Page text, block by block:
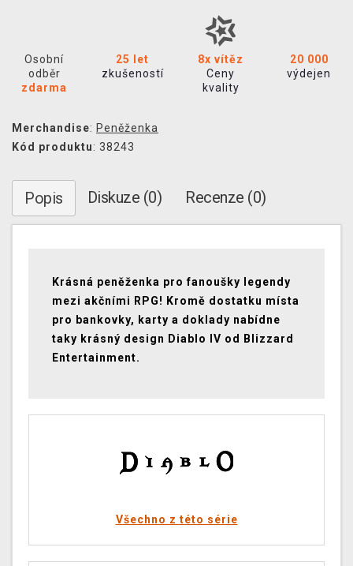
Osobní
odběr
zdarma
25 let
zkušeností
8x vítěz
Ceny
kvality
20 000
výdejen
Merchandise: Peněženka
Kód produktu: 38243
Popis Diskuze (0) Recenze (0)
Krásná peněženka pro fanoušky legendy
mezi akčními RPG! Kromě dostatku místa
pro bankovky, karty a doklady nabídne
taky krásný design Diablo IV od Blizzard
Entertainment.
Všechno z této série